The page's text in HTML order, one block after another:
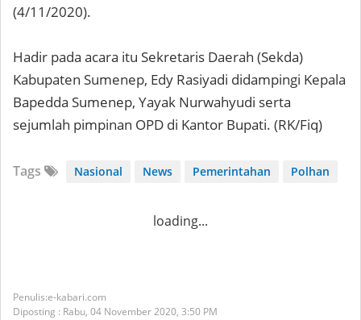
(4/11/2020).
Hadir pada acara itu Sekretaris Daerah (Sekda)
Kabupaten Sumenep, Edy Rasiyadi didampingi Kepala
Bapedda Sumenep, Yayak Nurwahyudi serta
sejumlah pimpinan OPD di Kantor Bupati. (RK/Fiq)
Tags Nasional News Pemerintahan Polhan
loading...
e-kabari.com
Diposting : Rabu, 04 November 2020, 3:50 PM